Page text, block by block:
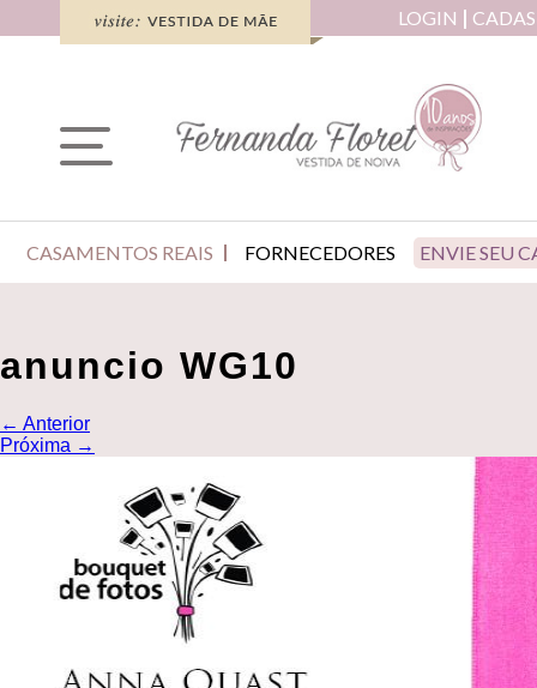
LOGIN
CASAMENTOS REAIS FORNECEDORES ENVIE SEU
anuncio WG10
← Anterior
Próxima →